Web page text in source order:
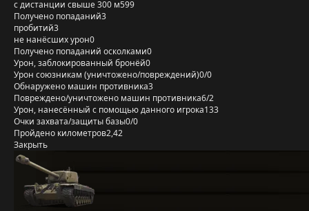
с дистанции свыше 300 м599
Получено попаданий3
пробитий3
не нанёсших урон0
Получено попаданий осколками0
Урон, заблокированный бронёй0
Урон союзникам (уничтожено/повреждений)0/0
Обнаружено машин противника3
Повреждено/уничтожено машин противника6/2
Урон, нанесённый с помощью данного игрока133
Очки захвата/защиты базы0/0
Пройдено километров2,42
Закрыть